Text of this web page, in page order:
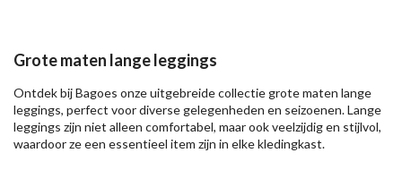
Grote maten lange leggings
Ontdek bij Bagoes onze uitgebreide collectie grote maten lange
leggings, perfect voor diverse gelegenheden en seizoenen. Lange
leggings zijn niet alleen comfortabel, maar ook veelzijdig en stijlvol,
waardoor ze een essentieel item zijn in elke kledingkast.